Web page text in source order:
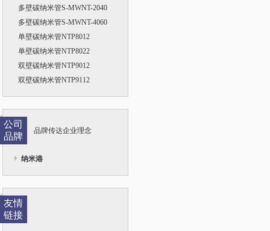
多壁碳纳米管S-MWNT-2040
多壁碳纳米管S-MWNT-4060
单壁碳纳米管NTP8012
单壁碳纳米管NTP8022
双壁碳纳米管NTP9012
双壁碳纳米管NTP9112
公司
品牌
品牌传达企业理念
纳米港
友情
链接